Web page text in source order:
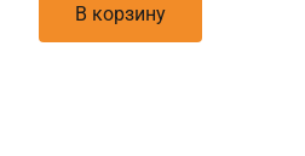
В корзину